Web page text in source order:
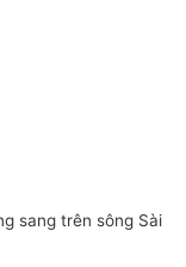
sang trên sông Sài